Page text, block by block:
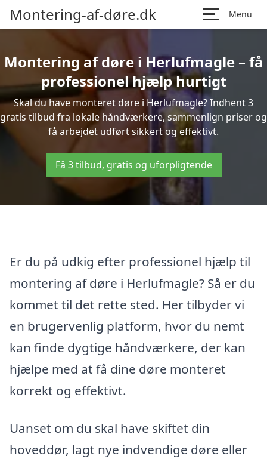
Montering-af-døre.dk Menu
Montering af døre i Herlufmagle – få
professionel hjælp hurtigt
Skal du have monteret døre i Herlufmagle? Indhent 3
gratis tilbud fra lokale håndværkere, sammenlign priser og
få arbejdet udført sikkert og effektivt.
Få 3 tilbud, gratis og uforpligtende
Er du på udkig efter professionel hjælp til
montering af døre i Herlufmagle? Så er du
kommet til det rette sted. Her tilbyder vi
en brugervenlig platform, hvor du nemt
kan finde dygtige håndværkere, der kan
hjælpe med at få dine døre monteret
korrekt og effektivt.
Uanset om du skal have skiftet din
hoveddør, lagt nye indvendige døre eller